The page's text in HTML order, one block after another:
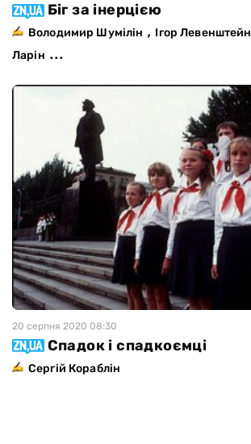
Біг за інерцією
Володимир Шумілін , Ігор Левенштейн
Ларін ...
20 серпня 2020 08:30
Спадок і спадкоємці
Сергій Кораблін